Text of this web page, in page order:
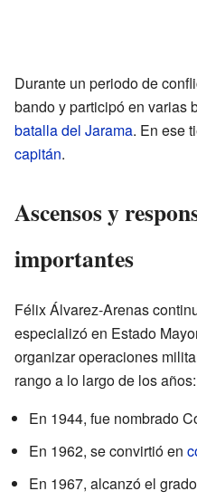
Durante un periodo de
bando y participó en varias
batalla del Jarama. En ese
capitán.
Ascensos y
importantes
Félix Álvarez-Arenas
especializó en Estado
organizar operaciones
rango a lo largo de los años:
En 1944, fue nombrado
En 1962, se convirtió en
En 1967, alcanzó el